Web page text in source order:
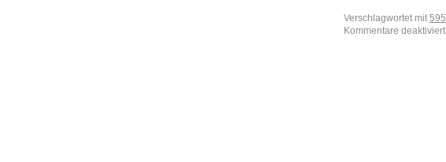
Verschlagwortet mit 595
Kommentare deaktiviert